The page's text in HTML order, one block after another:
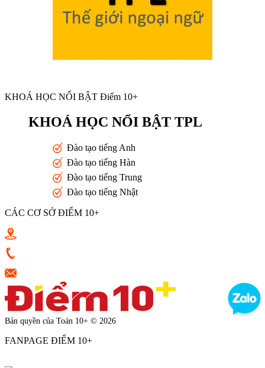
KHOÁ HỌC NỔI BẬT Điểm 10+
KHOÁ HỌC NỔI BẬT TPL
Đào tạo tiếng Anh
Đào tạo tiếng Hàn
Đào tạo tiếng Trung
Đào tạo tiếng Nhật
CÁC CƠ SỞ ĐIỂM 10+
Bản quyền của Toán 10+ © 2026
FANPAGE ĐIỂM 10+